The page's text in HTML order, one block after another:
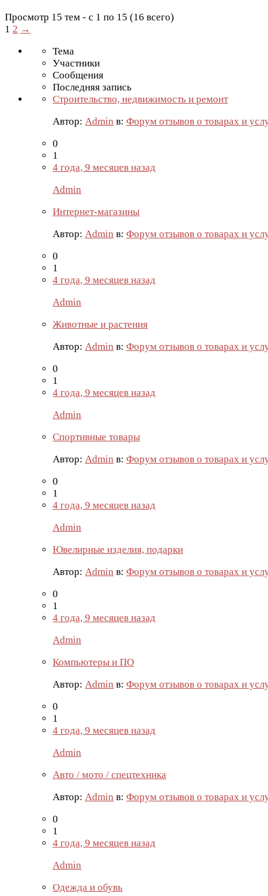
Просмотр 15 тем - с 1 по 15 (16 всего)
1 2 →
Тема
Участники
Сообщения
Последняя запись
Строительство, недвижимость и ремонт
Автор: Admin в: Форум отзывов о товарах и
0
1
4 года, 9 месяцев назад
Admin
Интернет-магазины
Автор: Admin в: Форум отзывов о товарах и
0
1
4 года, 9 месяцев назад
Admin
Животные и растения
Автор: Admin в: Форум отзывов о товарах и
0
1
4 года, 9 месяцев назад
Admin
Спортивные товары
Автор: Admin в: Форум отзывов о товарах и
0
1
4 года, 9 месяцев назад
Admin
Ювелирные изделия, подарки
Автор: Admin в: Форум отзывов о товарах и
0
1
4 года, 9 месяцев назад
Admin
Компьютеры и ПО
Автор: Admin в: Форум отзывов о товарах и
0
1
4 года, 9 месяцев назад
Admin
Авто / мото / спецтехника
Автор: Admin в: Форум отзывов о товарах и
0
1
4 года, 9 месяцев назад
Admin
Одежда и обувь